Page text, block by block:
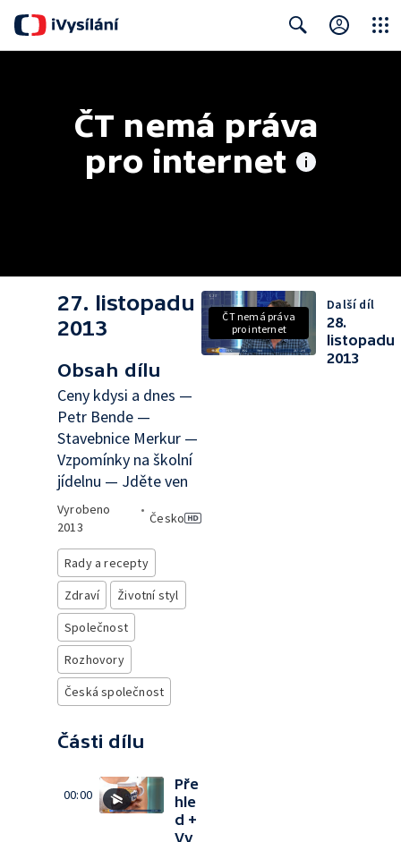
ČT nemá práva
pro internet
27. listopadu
2013
Obsah dílu
Ceny kdysi a dnes —
Petr Bende —
Stavebnice Merkur —
Vzpomínky na školní
jídelnu — Jděte ven
Vyrobeno
2013
•
Česko
Rady a recepty
Zdraví
Životní styl
Společnost
Rozhovory
Česká společnost
Části dílu
00:00
Pře
hle
d +
Vy
ČT nemá práva
pro internet
Další díl
28.
listopadu
2013